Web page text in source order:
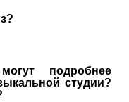
подробнее
студии?